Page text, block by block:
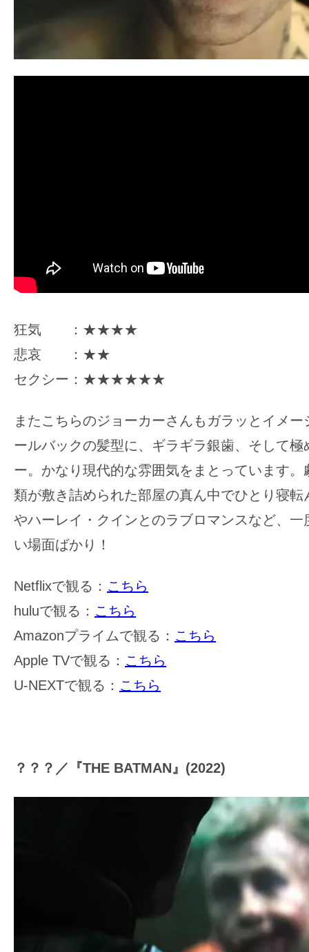
狂気 ：★★★★
悲哀 ：★★
セクシー：★★★★★★
またこちらのジョーカーさんもガラッとイメ
ールバックの髪型に、ギラギラ銀歯、そして
ー。かなり現代的な雰囲気をまとっています
類が敷き詰められた部屋の真ん中でひとり寝転
やハーレイ・クインとのラブロマンスなど、一
い場面ばかり！
Netflixで観る： こちら
huluで観る： こちら
Amazonプライムで観る： こちら
Apple TVで観る： こちら
U-NEXTで観る： こちら
？？？／『THE BATMAN』(2022)